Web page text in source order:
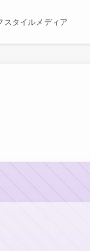
スタイルメディア